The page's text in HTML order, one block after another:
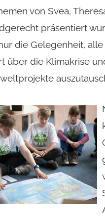
von Svea,
präsentiert
die Gelegenheit,
über die Klimakrise